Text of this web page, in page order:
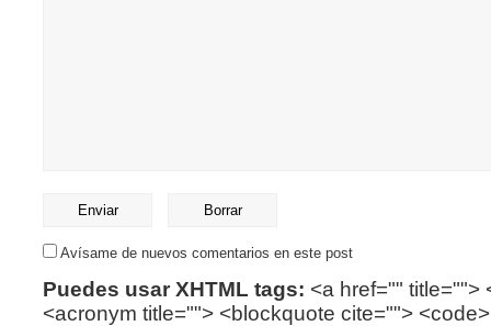
Avísame de nuevos comentarios en este post
Puedes usar XHTML tags: <a href="" title="">
<acronym title=""> <blockquote cite="">